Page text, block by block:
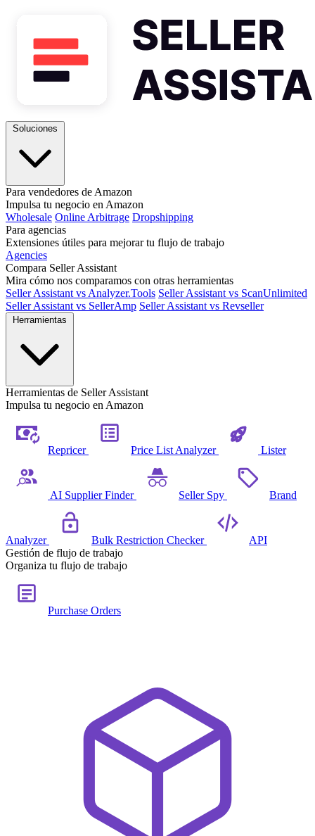
Para vendedores de Amazon
Impulsa tu negocio en Amazon
Wholesale Online Arbitrage Dropshipping
Para agencias
Extensiones útiles para mejorar tu flujo de trabajo
Agencies
Compara Seller Assistant
Mira cómo nos comparamos con otras herramientas
Seller Assistant vs Analyzer.Tools Seller Assistant vs ScanUnlimited
Seller Assistant vs SellerAmp Seller Assistant vs Revseller
Herramientas de Seller Assistant
Impulsa tu negocio en Amazon
Repricer Price List Analyzer Lister
AI Supplier Finder Seller Spy Brand
Analyzer Bulk Restriction Checker
API
Gestión de flujo de trabajo
Organiza tu flujo de trabajo
Purchase Orders